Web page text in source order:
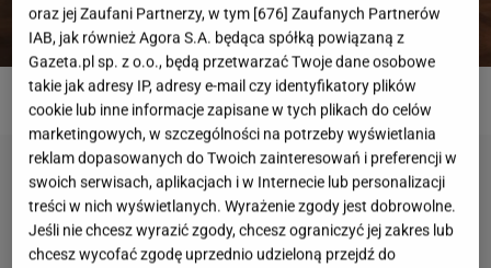
fot. BYTOM
oraz jej Zaufani Partnerzy, w tym [676] Zaufanych Partnerów
IAB, jak również Agora S.A. będąca spółką powiązaną z
Gazeta.pl sp. z o.o., będą przetwarzać Twoje dane osobowe
takie jak adresy IP, adresy e-mail czy identyfikatory plików
cookie lub inne informacje zapisane w tych plikach do celów
marketingowych, w szczególności na potrzeby wyświetlania
reklam dopasowanych do Twoich zainteresowań i preferencji w
swoich serwisach, aplikacjach i w Internecie lub personalizacji
treści w nich wyświetlanych. Wyrażenie zgody jest dobrowolne.
Jeśli nie chcesz wyrazić zgody, chcesz ograniczyć jej zakres lub
chcesz wycofać zgodę uprzednio udzieloną przejdź do